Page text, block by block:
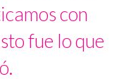
con
fue lo que